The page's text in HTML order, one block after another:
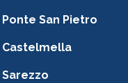
San Pietro
Castelmella